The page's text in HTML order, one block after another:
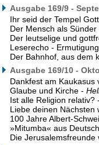
Ausgabe 169/9 -
Ihr seid der Tempel
Der Mensch als Sünder
Der leutselige und
Leserecho -
Der Bahnhof, aus dem
Ausgabe 169/10 -
Dankfest am Kaukasus
Glaube und Kirche -
Ist alle Religion relativ? -
Liebe deinen Nächsten
100 Jahre Albert-
»Mitumba« aus
Die Jerusalemsfreunde